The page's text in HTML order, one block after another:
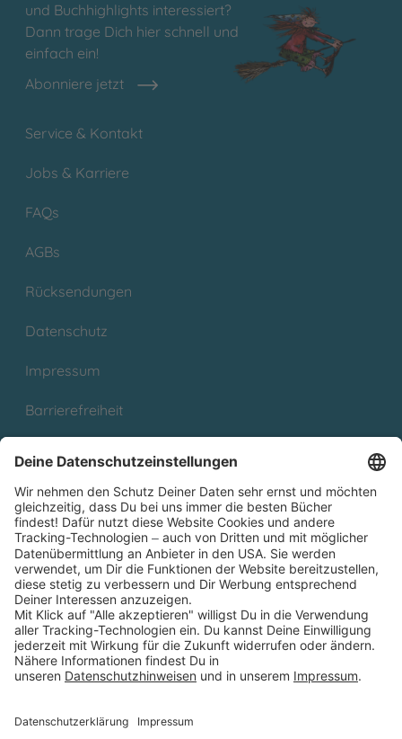
und Buchhighlights interessiert?
Dann trage Dich hier schnell und
einfach ein!
Abonniere jetzt
Service & Kontakt
Jobs & Karriere
FAQs
AGBs
Rücksendungen
Datenschutz
Impressum
Barrierefreiheit
Partnerprogramm (Affiliate)
Folge uns auf
* Versandkostenfrei ab 9,00 € Bestellwert innerhalb
Deutschlands
** Lieferzeit 1-3 Werktage innerhalb Deutschlands
Thienemann-Esslinger Verlag GmbH, Blumenstraße 36, D-70182